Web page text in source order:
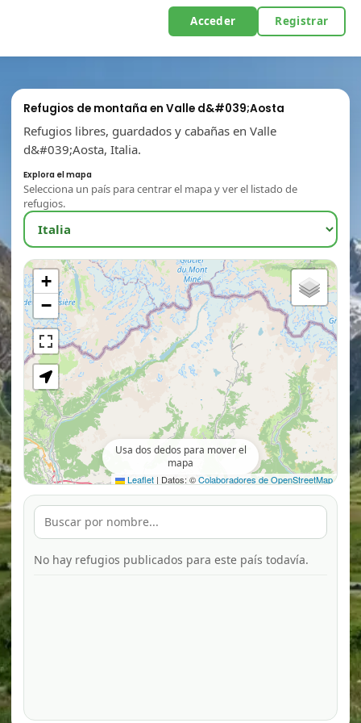
Acceder Registrar
Refugios de montaña en Valle d&#039;Aosta
Refugios libres, guardados y cabañas en Valle
d&#039;Aosta, Italia.
Explora el mapa
Selecciona un país para centrar el mapa y ver el listado de
refugios.
+
−
Leaflet | Datos: ©Colaboradores de OpenStreetMap
Usa dos dedos para mover el
mapa
No hay refugios publicados para este país todavía.